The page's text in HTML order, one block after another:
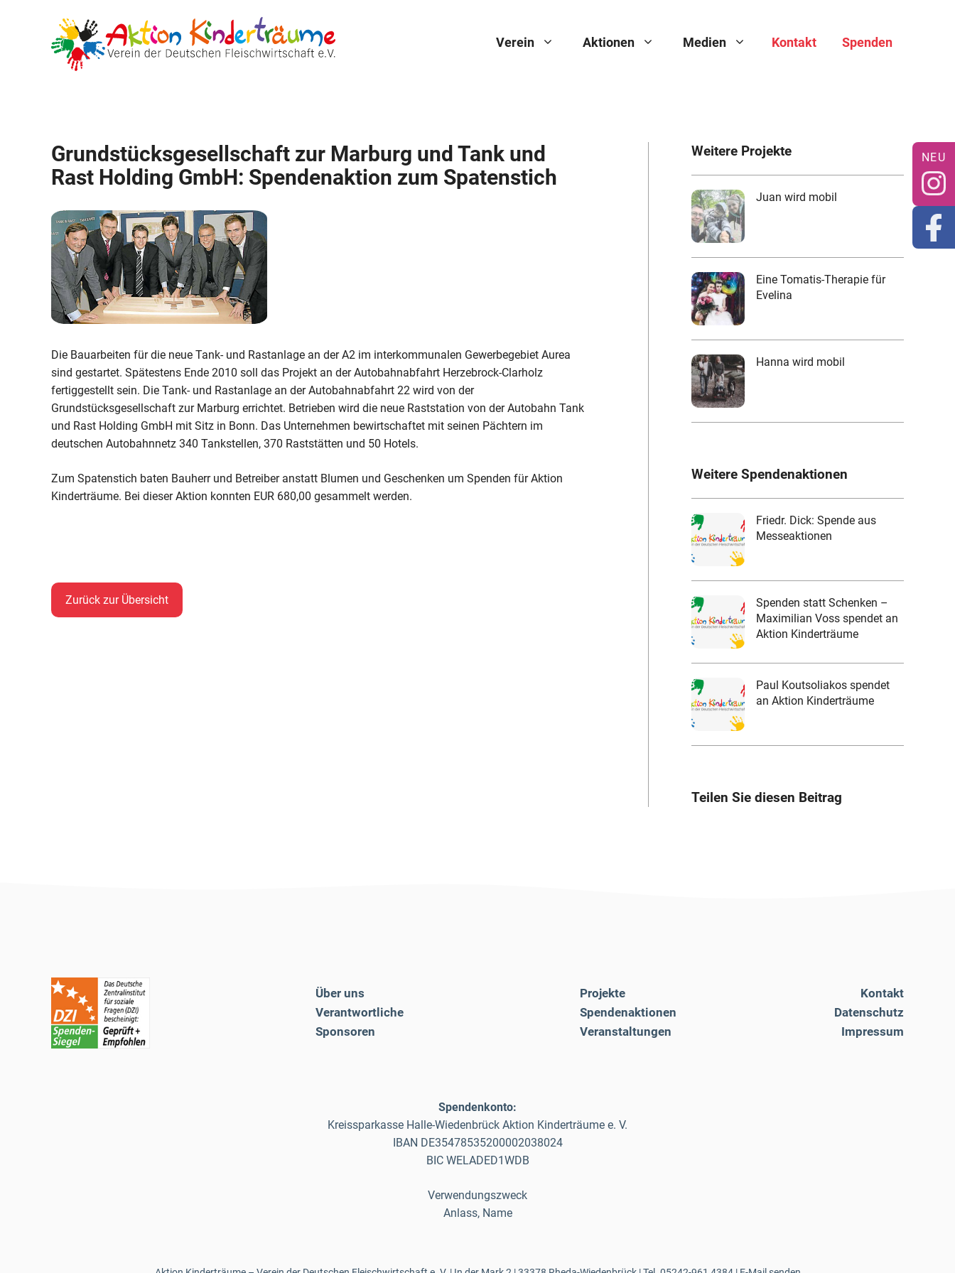
Verein Aktionen Medien Kontakt Spenden
Grundstücksgesellschaft zur Marburg und Tank und
Rast Holding GmbH: Spendenaktion zum Spatenstich
Die Bauarbeiten für die neue Tank- und Rastanlage an der A2 im interkommunalen Gewerbegebiet Aurea
sind gestartet. Spätestens Ende 2010 soll das Projekt an der Autobahnabfahrt Herzebrock-Clarholz
fertiggestellt sein. Die Tank- und Rastanlage an der Autobahnabfahrt 22 wird von der
Grundstücksgesellschaft zur Marburg errichtet. Betrieben wird die neue Raststation von der Autobahn Tank
und Rast Holding GmbH mit Sitz in Bonn. Das Unternehmen bewirtschaftet mit seinen Pächtern im
deutschen Autobahnnetz 340 Tankstellen, 370 Raststätten und 50 Hotels.
Zum Spatenstich baten Bauherr und Betreiber anstatt Blumen und Geschenken um Spenden für Aktion
Kinderträume. Bei dieser Aktion konnten EUR 680,00 gesammelt werden.
Zurück zur Übersicht
Weitere Projekte
Juan wird mobil
Eine Tomatis-Therapie für
Evelina
Hanna wird mobil
Weitere Spendenaktionen
Friedr. Dick: Spende aus
Messeaktionen
Spenden statt Schenken –
Maximilian Voss spendet an
Aktion Kinderträume
Paul Koutsoliakos spendet
an Aktion Kinderträume
Teilen Sie diesen Beitrag
Über uns
Verantwortliche
Sponsoren
Projekte
Spendenaktionen
Veranstaltungen
Kontakt
Datenschutz
Impressum
Spendenkonto:
Kreissparkasse Halle-Wiedenbrück Aktion Kinderträume e. V.
IBAN DE35478535200002038024
BIC WELADED1WDB
Verwendungszweck
Anlass, Name